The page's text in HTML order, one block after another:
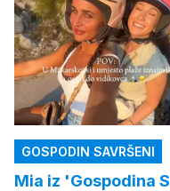
GOSPODIN SAVRŠENI
Mia iz 'Gospodina